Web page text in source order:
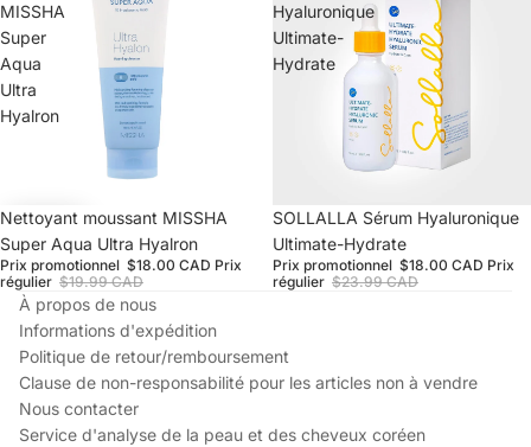
MISSHA
Super
Aqua
Ultra
Hyalron
Promotion
Nettoyant moussant MISSHA
Super Aqua Ultra Hyalron
Prix promotionnel $18.00 CAD Prix
régulier $19.99 CAD
Hyaluronique
Ultimate-
Hydrate
Épuisé
SOLLALLA Sérum Hyaluronique
Ultimate-Hydrate
Prix promotionnel $18.00 CAD Prix
régulier $23.99 CAD
À propos de nous
Informations d'expédition
Politique de retour/remboursement
Clause de non-responsabilité pour les articles non à vendre
Nous contacter
Service d'analyse de la peau et des cheveux coréen